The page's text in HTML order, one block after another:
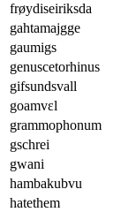
frøydiseiriksda
gahtamajgge
gaumigs
genuscetorhinus
gifsundsvall
goamvɛl
grammophonum
gschrei
gwani
hambakubvu
hatethem